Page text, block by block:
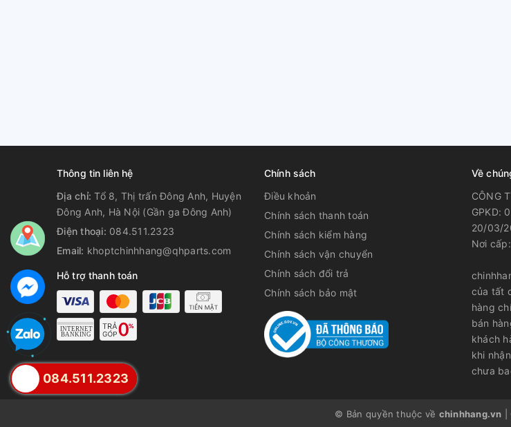
Thông tin liên hệ
Địa chỉ:Tổ 8, Thị trấn Đông Anh, Huyện
Đông Anh, Hà Nội (Gần ga Đông Anh)
Điện thoại: 084.511.2323
Email: khoptchinhhang@qhparts.com
Hỗ trợ thanh toán
Chính sách
Điều khoản
Chính sách thanh toán
Chính sách kiểm hàng
Chính sách vận chuyển
Chính sách đổi trả
Chính sách bảo mật
Về
CÔNG
GPKD:
20/03/
Nơi
của tất
hàng
bán
khách
khi
chưa
© Bản quyền thuộc về chinhhang.vn
084.511.2323